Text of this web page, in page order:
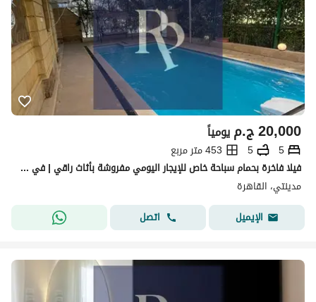
ج.م20,000 يومياً
5
5
453 متر مربع
فيلا فاخرة بحمام سباحة خاص للإيجار اليومي مفروشة بأثاث راقي | في مدينتي علي طريق السويس بالقرب من التجمع الأول.
مدينتي، القاهرة
الإيميل
اتصل